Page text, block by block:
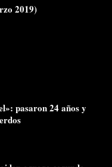
2019)
pasaron 24 años y